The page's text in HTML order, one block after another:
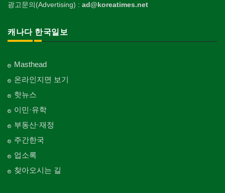
광고문의(Advertising) : ad@koreatimes.net
캐나다 한국일보
Masthead
온라인지면 보기
핫뉴스
이민·유학
부동산·재정
주간한국
업소록
찾아오시는 길